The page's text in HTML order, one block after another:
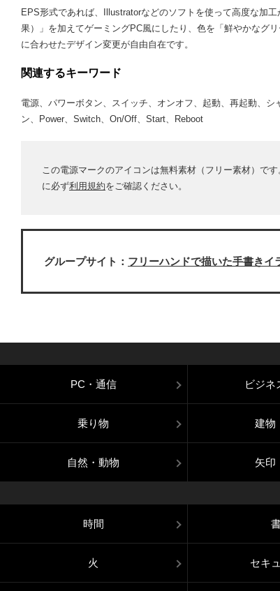
EPS形式であれば、Illustratorなどのソフトを使って高度な加
果）」を加えてゲーミングPC風にしたり、色を「鮮やかなグ
に合わせたデザイン変更が自由自在です。
関連するキーワード
電源、パワーボタン、スイッチ、オンオフ、起動、再起動、
ン、Power、Switch、On/Off、Start、Reboot
この電源マークのアイコンは無料素材（フリー素材）で
に必ず利用規約をご確認ください。
グループサイト： フリーハンドで描いた手書きイ
PC・通信 ビジネ
乗り物 建物
自然・動物 矢印
時間
火 セキ